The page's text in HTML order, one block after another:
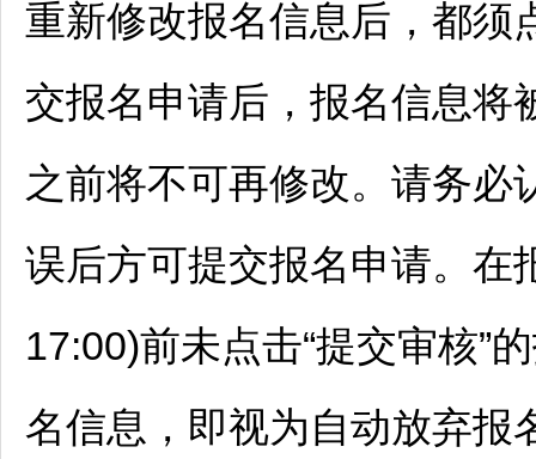
重新修改报名信息后，都须
交报名申请后，报名信息将
之前将不可再修改。请务必
误后方可提交报名申请。在
17:00)前未点击“提交审核”
名信息，即视为自动放弃报